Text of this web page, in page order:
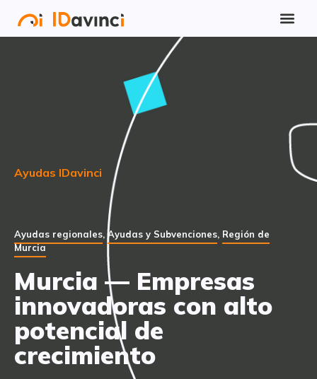
Ayudas IDavinci
Ayudas regionales,Ayudas y Subvenciones, Región de
Murcia
Murcia — Empresas
innovadoras con alto
potencial de
crecimiento